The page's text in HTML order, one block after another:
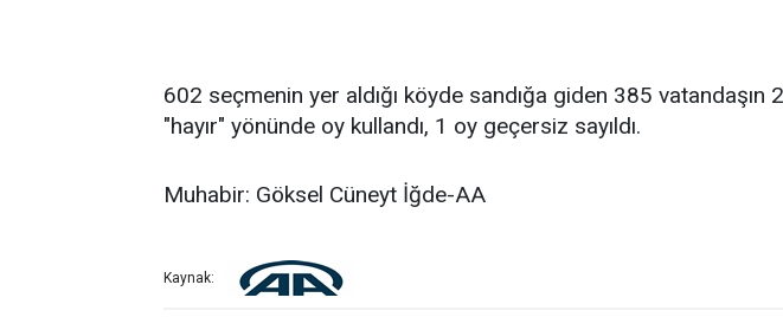
602 seçmenin yer aldığı köyde sandığa giden 385 vatandaşın
"hayır" yönünde oy kullandı, 1 oy geçersiz sayıldı.
Muhabir: Göksel Cüneyt İğde-AA
Kaynak: